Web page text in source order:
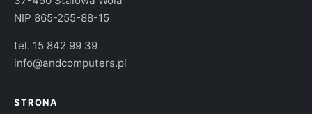
NIP 865-255-88-15
tel. 15 842 99 39
info@andcomputers.pl
STRONA